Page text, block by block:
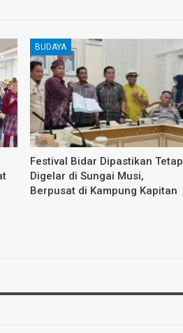
BUDAYA
Festival Bidar Dipastikan Tetap
Digelar di Sungai Musi,
Berpusat di Kampung Kapitan